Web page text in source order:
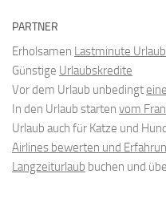
PARTNER
Erholsamen Lastminute Urlaub
Günstige Urlaubskredite
Vor dem Urlaub unbedingt
In den Urlaub starten vom
Urlaub auch für Katze und
Airlines bewerten und
Langzeiturlaub buchen und